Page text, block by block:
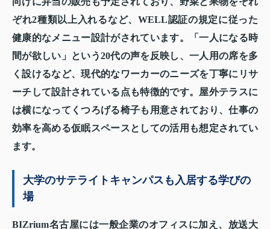
ぞれ2種類以上入れるなど、WELL認証の規定に従った
健康的なメニュー設計がされています。「一人になる時
間が欲しい」という20代の声を反映し、一人用の席を多
く設けるなど、現代的なワーカーのニーズを丁寧にリサ
ーチして設計されている点も特徴的です。屋外テラスに
は横になってくつろげる椅子も用意されており、仕事の
効率を高める仮眠スペースとしての活用も想定されてい
ます。
大学のサテライトキャンパスも入居する学びの
場
BIZrium名古屋には一般企業のオフィスに加え、放送大